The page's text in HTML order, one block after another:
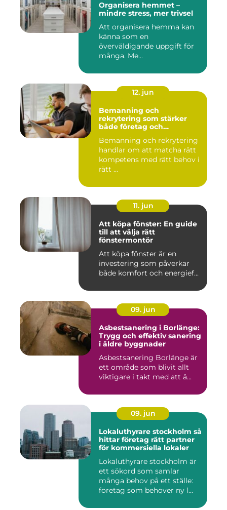
Organisera hemmet –
mindre stress, mer trivsel
Att organisera hemma kan
känna som en
överväldigande uppgift för
många. Me...
12. jun
Bemanning och
rekrytering som stärker
både företag och
Bemanning och rekrytering
handlar om att matcha rätt
kompetens med rätt behov i
rätt ...
11. jun
Att köpa fönster: En guide
till att välja rätt
fönstermontör
Att köpa fönster är en
investering som påverkar
både komfort och energief...
09. jun
Asbestsanering i Borlänge:
Trygg och effektiv sanering
i äldre byggnader
Asbestsanering Borlänge är
ett område som blivit allt
viktigare i takt med att ä...
09. jun
Lokaluthyrare stockholm så
hittar företag rätt partner
för kommersiella lokaler
Lokaluthyrare stockholm är
ett sökord som samlar
många behov på ett ställe:
företag som behöver ny l...